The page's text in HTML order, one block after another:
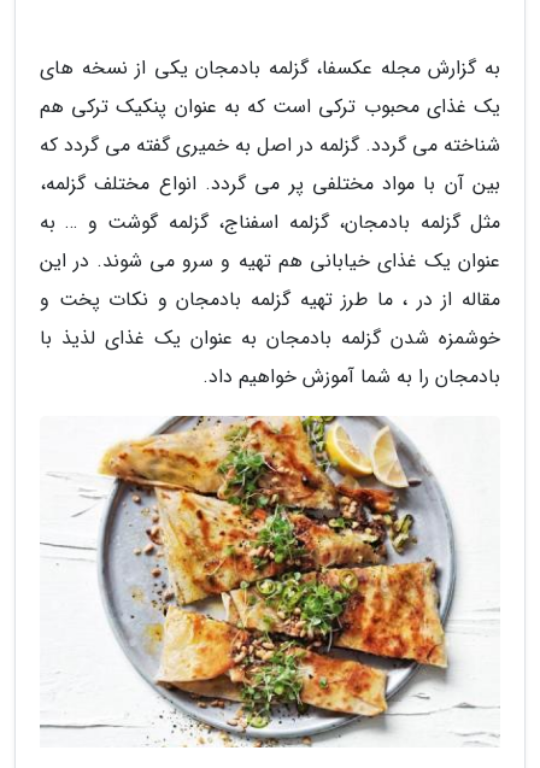
به گزارش مجله عکسفا، گزلمه بادمجان یکی از نسخه های
یک غذای محبوب ترکی است که به عنوان پنکیک ترکی هم
شناخته می گردد. گزلمه در اصل به خمیری گفته می گردد که
بین آن با مواد مختلفی پر می گردد. انواع مختلف گزلمه،
مثل گزلمه بادمجان، گزلمه اسفناج، گزلمه گوشت و … به
عنوان یک غذای خیابانی هم تهیه و سرو می شوند. در این
مقاله از در ، ما طرز تهیه گزلمه بادمجان و نکات پخت و
خوشمزه شدن گزلمه بادمجان به عنوان یک غذای لذیذ با
بادمجان را به شما آموزش خواهیم داد.